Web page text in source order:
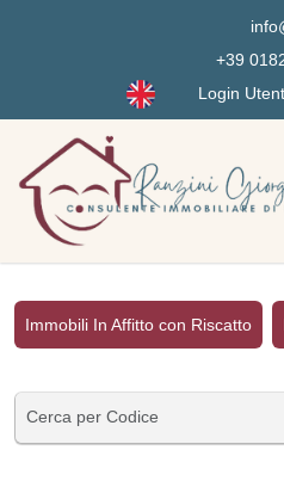
+39
Login
Immobili In Affitto con Riscatto